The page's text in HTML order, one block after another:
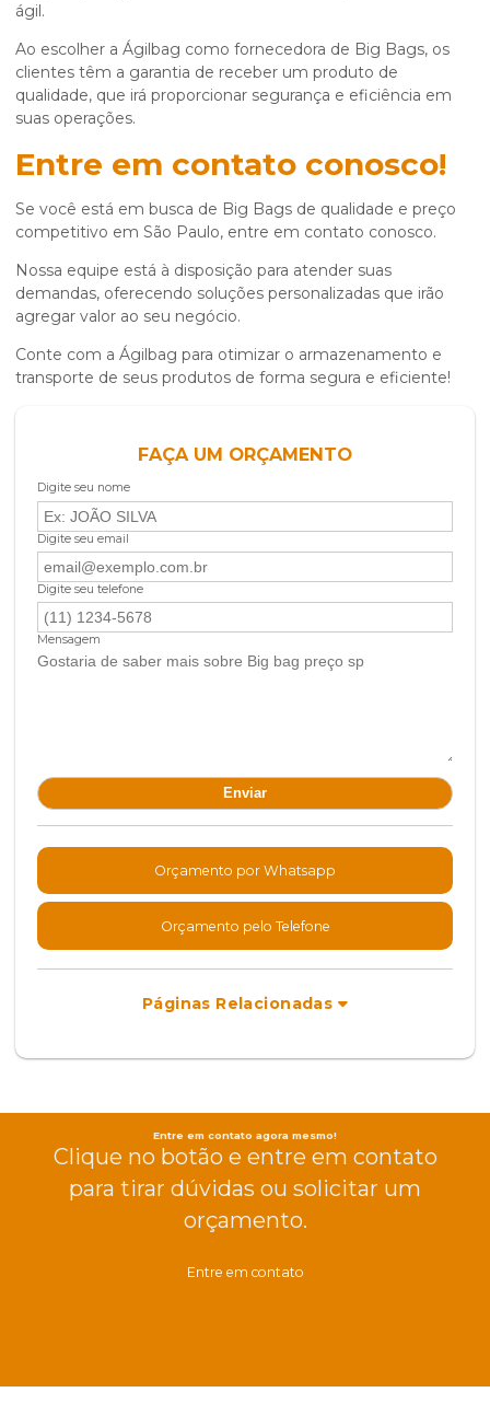
ágil.
Ao escolher a Ágilbag como fornecedora de Big Bags, os
clientes têm a garantia de receber um produto de
qualidade, que irá proporcionar segurança e eficiência em
suas operações.
Entre em contato conosco!
Se você está em busca de Big Bags de qualidade e preço
competitivo em São Paulo, entre em contato conosco.
Nossa equipe está à disposição para atender suas
demandas, oferecendo soluções personalizadas que irão
agregar valor ao seu negócio.
Conte com a Ágilbag para otimizar o armazenamento e
transporte de seus produtos de forma segura e eficiente!
FAÇA UM ORÇAMENTO
Digite seu nome
Digite seu email
Digite seu telefone
Mensagem
Orçamento por Whatsapp
Orçamento pelo Telefone
Páginas Relacionadas
Entre em contato agora mesmo!
Clique no botão e entre em contato
para tirar dúvidas ou solicitar um
orçamento.
Entre em contato